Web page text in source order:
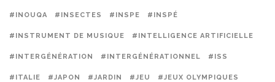
#INOUQA #INSECTES #INSPE #INSPÉ
#INSTRUMENT DE MUSIQUE #INTELLIGENCE ARTIFICIELLE
#INTERGÉNÉRATION #INTERGÉNÉRATIONNEL #ISS
#ITALIE #JAPON #JARDIN #JEU #JEUX OLYMPIQUES